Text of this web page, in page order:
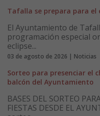
Tafalla se prepara para el
El Ayuntamiento de
programación especial
eclipse...
03 de agosto de 2026 | Noticias
Sorteo para presenciar el
balcón del Ayuntamiento
BASES DEL SORTEO
FIESTAS DESDE EL